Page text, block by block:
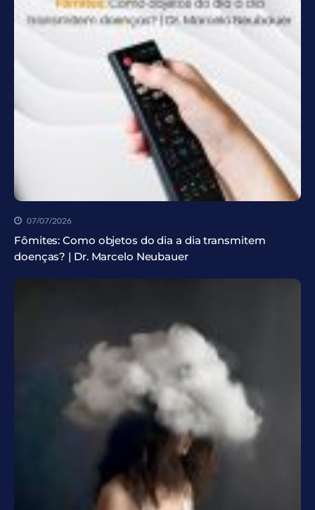
07/07/2026
Fômites: Como objetos do dia a dia transmitem
doenças? | Dr. Marcelo Neubauer